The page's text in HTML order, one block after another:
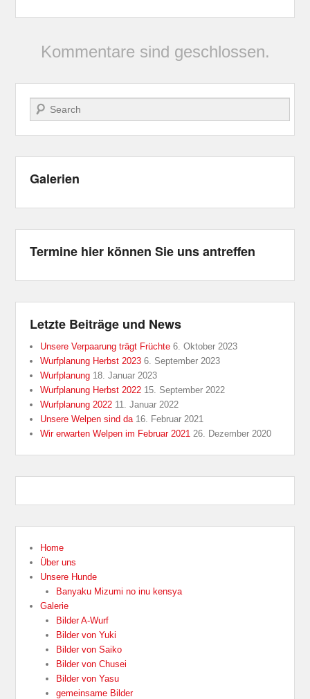
Kommentare sind geschlossen.
Suche
Galerien
Erfolge
Termine hier können Sie uns antreffen
Sonderschau internationale Rassehunde-
Ausstellung Chemnitz
Letzte Beiträge und News
Unsere Verpaarung trägt Früchte 6. Oktober 2023
Wurfplanung Herbst 2023 6. September 2023
Wurfplanung 18. Januar 2023
Wurfplanung Herbst 2022 15. September 2022
Wurfplanung 2022 11. Januar 2022
Unsere Welpen sind da 16. Februar 2021
Wir erwarten Welpen im Februar 2021 26. Dezember 2020
Home
Über uns
Unsere Hunde
Banyaku Mizumi no inu kensya
Galerie
Bilder A-Wurf
Bilder von Yuki
Bilder von Saiko
Bilder von Chusei
Bilder von Yasu
gemeinsame Bilder